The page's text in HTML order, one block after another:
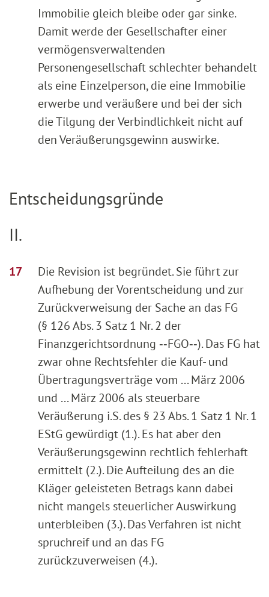
Immobilie gleich bleibe oder gar sinke.
Damit werde der Gesellschafter einer
vermögensverwaltenden
Personengesellschaft schlechter behandelt
als eine Einzelperson, die eine Immobilie
erwerbe und veräußere und bei der sich
die Tilgung der Verbindlichkeit nicht auf
den Veräußerungsgewinn auswirke.
Entscheidungsgründe
II.
Die Revision ist begründet. Sie führt zur
Aufhebung der Vorentscheidung und zur
Zurückverweisung der Sache an das FG
(§ 126 Abs. 3 Satz 1 Nr. 2 der
Finanzgerichtsordnung ‑‑FGO‑‑). Das FG hat
zwar ohne Rechtsfehler die Kauf- und
Übertragungsverträge vom ... März 2006
und ... März 2006 als steuerbare
Veräußerung i.S. des § 23 Abs. 1 Satz 1 Nr. 1
EStG gewürdigt (1.). Es hat aber den
Veräußerungsgewinn rechtlich fehlerhaft
ermittelt (2.). Die Aufteilung des an die
Kläger geleisteten Betrags kann dabei
nicht mangels steuerlicher Auswirkung
unterbleiben (3.). Das Verfahren ist nicht
spruchreif und an das FG
zurückzuverweisen (4.).